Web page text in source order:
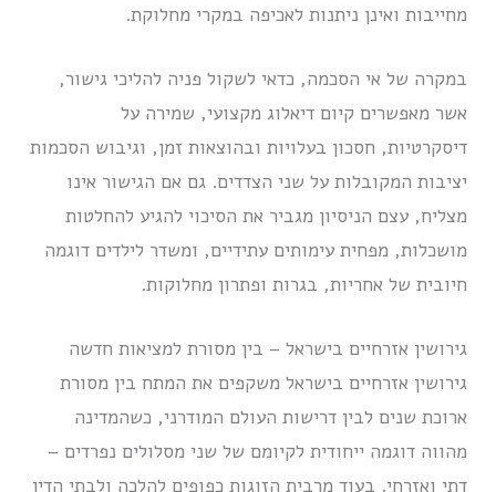
מחייבות ואינן ניתנות לאכיפה במקרי מחלוקת.
במקרה של אי הסכמה, כדאי לשקול פניה להליכי גישור,
אשר מאפשרים קיום דיאלוג מקצועי, שמירה על
דיסקרטיות, חסכון בעלויות ובהוצאות זמן, וגיבוש הסכמות
יציבות המקובלות על שני הצדדים. גם אם הגישור אינו
מצליח, עצם הניסיון מגביר את הסיכוי להגיע להחלטות
מושכלות, מפחית עימותים עתידיים, ומשדר לילדים דוגמה
חיובית של אחריות, בגרות ופתרון מחלוקות.
גירושין אזרחיים בישראל – בין מסורת למציאות חדשה
גירושין אזרחיים בישראל משקפים את המתח בין מסורת
ארוכת שנים לבין דרישות העולם המודרני, כשהמדינה
מהווה דוגמה ייחודית לקיומם של שני מסלולים נפרדים –
דתי ואזרחי. בעוד מרבית הזוגות כפופים להלכה ולבתי הדין